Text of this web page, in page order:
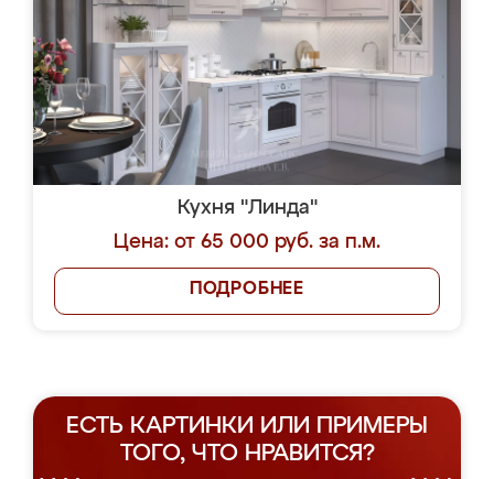
Кухня "Линда"
Цена: от 65 000 руб. за п.м.
ПОДРОБНЕЕ
ЕСТЬ КАРТИНКИ ИЛИ ПРИМЕРЫ
ТОГО, ЧТО НРАВИТСЯ?